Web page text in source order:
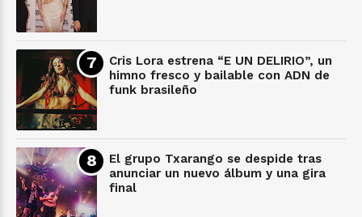
Cris Lora estrena “E UN DELIRIO”, un
himno fresco y bailable con ADN de
funk brasileño
El grupo Txarango se despide tras
anunciar un nuevo álbum y una gira
final